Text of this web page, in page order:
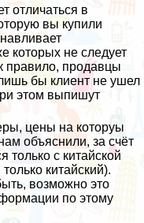
отличаться в
вы купили
которых не следует
правило, продавцы
бы клиент не ушел
этом выпишут
цены на которуы
объяснили, за счёт
только с китайской
китайский).
возможно это
по этому